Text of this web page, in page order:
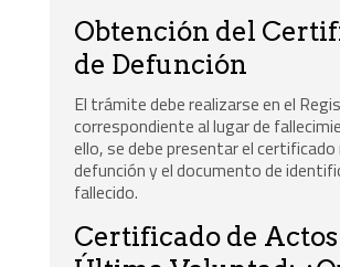
Obtención del
de Defunción
El trámite debe realizarse en el
correspondiente al lugar de
ello, se debe presentar el certificado
defunción y el documento de
fallecido.
Certificado de Actos